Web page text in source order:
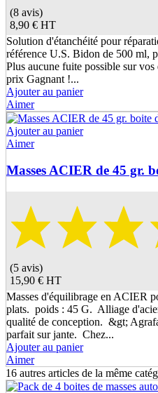
(8 avis)
8,90 € HT
Solution d'étanchéité pour
référence U.S. Bidon de 500 ml,
Plus aucune fuite possible sur
prix Gagnant !...
Ajouter au panier
Aimer
Ajouter au panier
Aimer
Masses ACIER de 45 gr.
(5 avis)
15,90 € HT
Masses d'équilibrage en ACIER
plats. poids : 45 G. Alliage
qualité de conception. &gt;
parfait sur jante. Chez...
Ajouter au panier
Aimer
16 autres articles de la même